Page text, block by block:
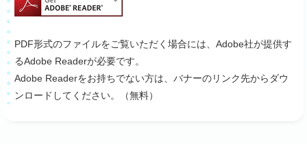
PDF形式のファイルをご覧いただく場合には、Adobe社が提供す
るAdobe Readerが必要です。
Adobe Readerをお持ちでない方は、バナーのリンク先からダウ
ンロードしてください。（無料）